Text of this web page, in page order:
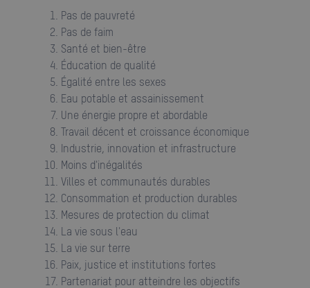
Pas de pauvreté
Pas de faim
Santé et bien-être
Éducation de qualité
égalité entre les sexes
Eau potable et assainissement
Une énergie propre et abordable
Travail décent et croissance économique
Industrie, innovation et infrastructure
Moins d'inégalités
Villes et communautés durables
Consommation et production durables
Mesures de protection du climat
La vie sous l'eau
La vie sur terre
Paix, justice et institutions fortes
Partenariat pour atteindre les objectifs